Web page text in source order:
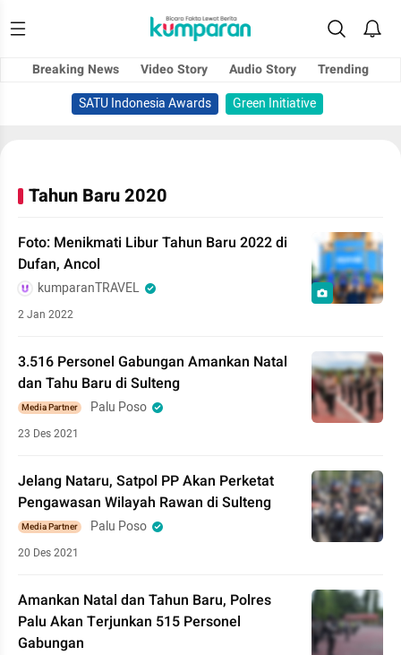
Breaking News Video Story Audio Story
Trending
SATU Indonesia Awards
Green Initiative
Tahun Baru 2020
Foto: Menikmati Libur Tahun Baru 2022 di
Dufan, Ancol
kumparanTRAVEL
2 Jan 2022
3.516 Personel Gabungan Amankan Natal
dan Tahu Baru di Sulteng
Media Partner Palu Poso
23 Des 2021
Jelang Nataru, Satpol PP Akan Perketat
Pengawasan Wilayah Rawan di Sulteng
Media Partner Palu Poso
20 Des 2021
Amankan Natal dan Tahun Baru, Polres
Palu Akan Terjunkan 515 Personel
Gabungan